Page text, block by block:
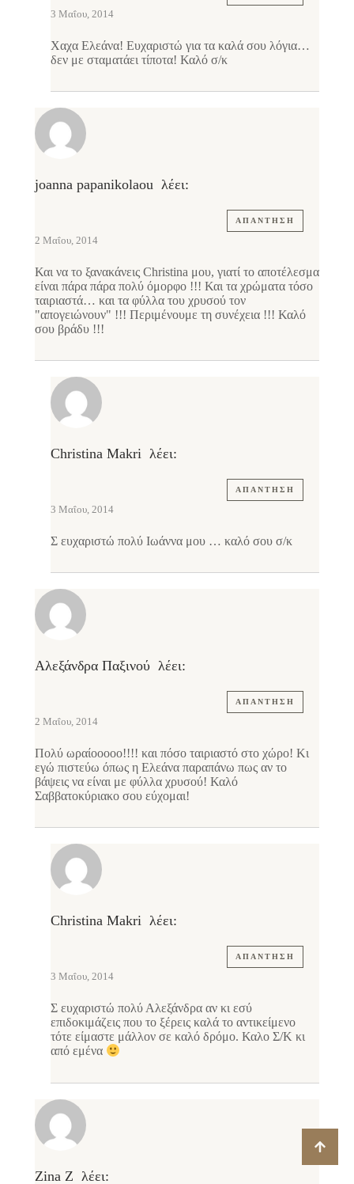
3 Μαΐου, 2014
Χαχα Ελεάνα! Ευχαριστώ για τα καλά σου λόγια…
δεν με σταματάει τίποτα! Καλό σ/κ
joanna papanikolaou λέει:
ΑΠΆΝΤΗΣΗ
2 Μαΐου, 2014
Και να το ξανακάνεις Christina μου, γιατί το αποτέλεσμα
είναι πάρα πάρα πολύ όμορφο !!! Και τα χρώματα τόσο
ταιριαστά… και τα φύλλα του χρυσού τον
"απογειώνουν" !!! Περιμένουμε τη συνέχεια !!! Καλό
σου βράδυ !!!
Christina Makri λέει:
ΑΠΆΝΤΗΣΗ
3 Μαΐου, 2014
Σ ευχαριστώ πολύ Ιωάννα μου … καλό σου σ/κ
Αλεξάνδρα Παξινού λέει:
ΑΠΆΝΤΗΣΗ
2 Μαΐου, 2014
Πολύ ωραίοοοοο!!!! και πόσο ταιριαστό στο χώρο! Κι
εγώ πιστεύω όπως η Ελεάνα παραπάνω πως αν το
βάψεις να είναι με φύλλα χρυσού! Καλό
Σαββατοκύριακο σου εύχομαι!
Christina Makri λέει:
ΑΠΆΝΤΗΣΗ
3 Μαΐου, 2014
Σ ευχαριστώ πολύ Αλεξάνδρα αν κι εσύ
επιδοκιμάζεις που το ξέρεις καλά το αντικείμενο
τότε είμαστε μάλλον σε καλό δρόμο. Καλο Σ/Κ κι
από εμένα
Zina Z λέει: